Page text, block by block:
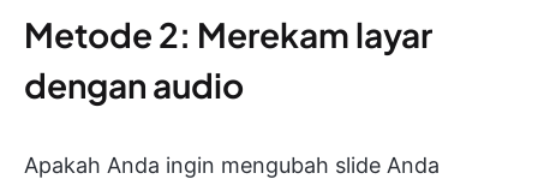
Metode 2: Merekam layar
dengan audio
Apakah Anda ingin mengubah slide Anda